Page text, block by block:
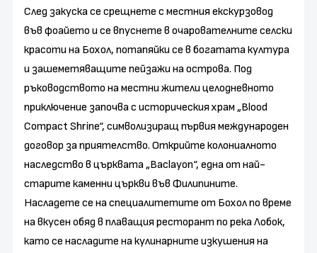
След закуска се срещнете с местния екскурзовод
във фоайето и се впуснете в очарователните селски
красоти на Бохол, потапяйки се в богатата култура
и зашеметяващите пейзажи на острова. Под
ръководството на местни жители целодневното
приключение започва с историческия храм „Blood
Compact Shrine“, символизиращ първия международен
договор за приятелство. Открийте колониалното
наследство в църквата „Baclayon“, една от най-
старите каменни църкви във Филипините.
Насладете се на специалитетите от Бохол по време
на вкусен обяд в плаващия ресторант по река Лобок,
като се насладите на кулинарните изкушения на